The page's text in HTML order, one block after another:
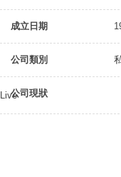
成立日期
公司類別
公司現狀
Live